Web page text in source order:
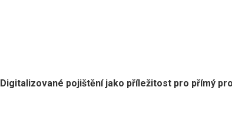
Digitalizované pojištění jako příležitost pro přímý